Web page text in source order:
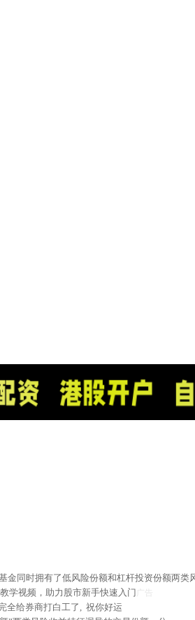
同时拥有了低风险份额和杠杆投资份额两类风
学视频，助力股市新手快速入门 广告
全给券商打白工了, 祝你好运